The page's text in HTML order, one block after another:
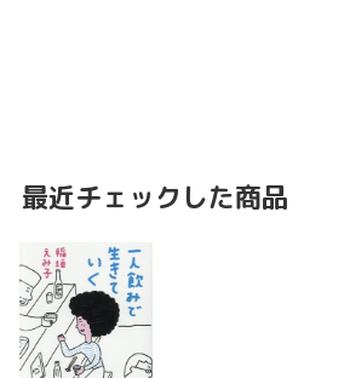
最近チェックした商品